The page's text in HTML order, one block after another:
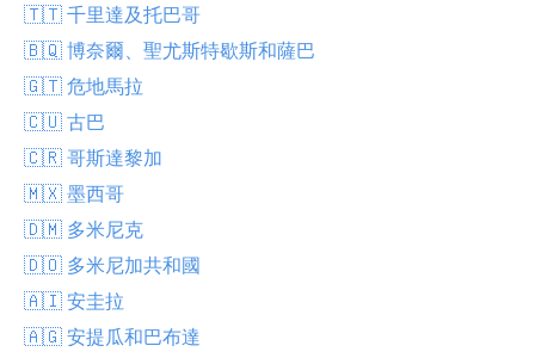
🇹🇹 千里達及托巴哥
🇧🇶 博奈爾、聖尤斯特歇斯和薩巴
🇬🇹 危地馬拉
🇨🇺 古巴
🇨🇷 哥斯達黎加
🇲🇽 墨西哥
🇩🇲 多米尼克
🇩🇴 多米尼加共和國
🇦🇮 安圭拉
🇦🇬 安提瓜和巴布達